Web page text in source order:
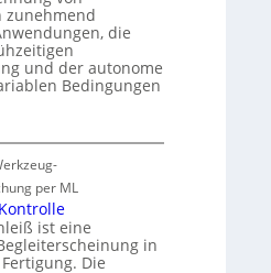
zunehmend
die
und der autonome
Bedingungen
per ML
ist eine
in
Die